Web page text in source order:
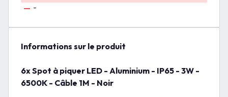
-
Informations sur le produit
6x Spot à piquer LED - Aluminium - IP65 - 3W -
6500K - Câble 1M - Noir